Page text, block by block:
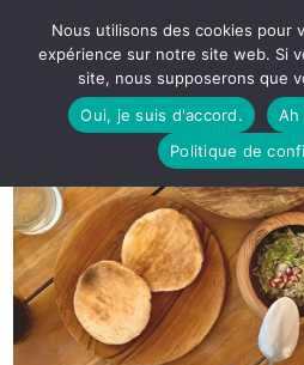
Nous utilisons des cookies pour
expérience sur notre site web. Si
site, nous supposerons que
Oui, je suis d'accord.
Ah
Politique de